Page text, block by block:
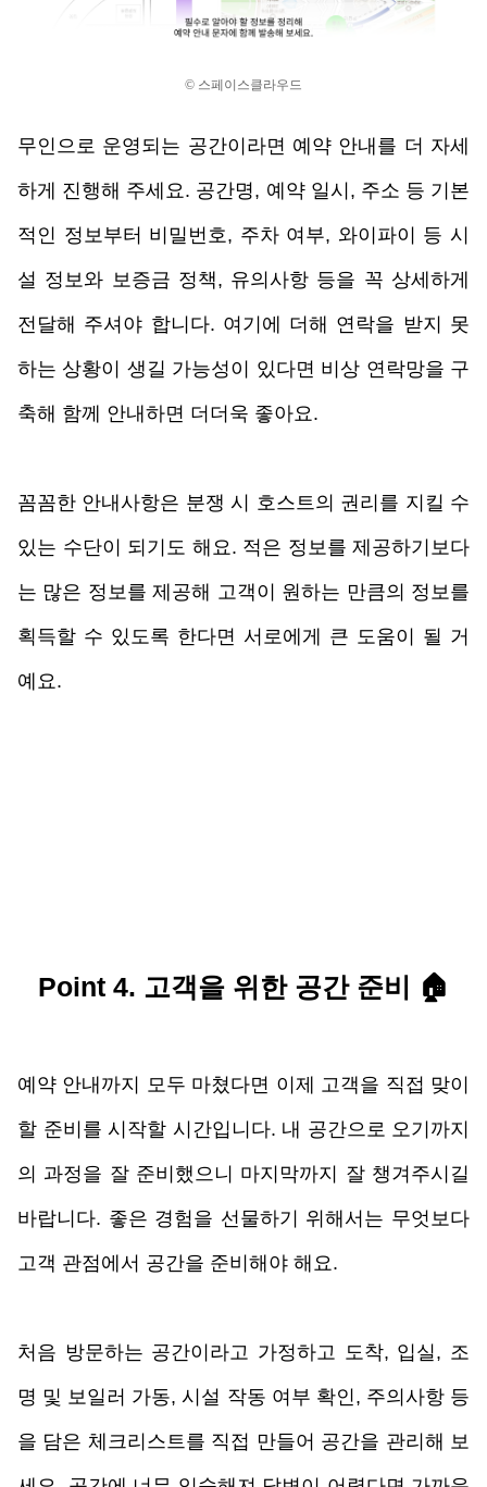
© 스페이스클라우드
무인으로 운영되는 공간이라면 예약 안내를 더 자세
하게 진행해 주세요. 공간명, 예약 일시, 주소 등 기본
적인 정보부터 비밀번호, 주차 여부, 와이파이 등 시
설 정보와 보증금 정책, 유의사항 등을 꼭 상세하게
전달해 주셔야 합니다. 여기에 더해 연락을 받지 못
하는 상황이 생길 가능성이 있다면 비상 연락망을 구
축해 함께 안내하면 더더욱 좋아요.
꼼꼼한 안내사항은 분쟁 시 호스트의 권리를 지킬 수
있는 수단이 되기도 해요. 적은 정보를 제공하기보다
는 많은 정보를 제공해 고객이 원하는 만큼의 정보를
획득할 수 있도록 한다면 서로에게 큰 도움이 될 거
예요.
Point 4. 고객을 위한 공간 준비 🏠
예약 안내까지 모두 마쳤다면 이제 고객을 직접 맞이
할 준비를 시작할 시간입니다. 내 공간으로 오기까지
의 과정을 잘 준비했으니 마지막까지 잘 챙겨주시길
바랍니다. 좋은 경험을 선물하기 위해서는 무엇보다
고객 관점에서 공간을 준비해야 해요.
처음 방문하는 공간이라고 가정하고 도착, 입실, 조
명 및 보일러 가동, 시설 작동 여부 확인, 주의사항 등
을 담은 체크리스트를 직접 만들어 공간을 관리해 보